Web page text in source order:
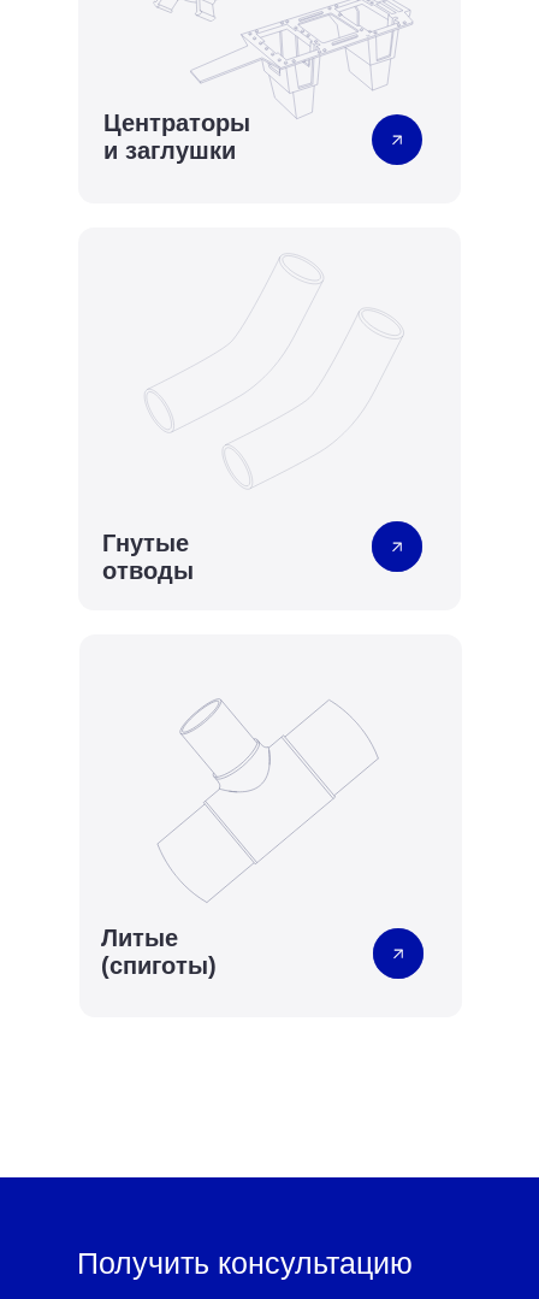
Центраторы
и заглушки
Гнутые
отводы
Литые
(спиготы)
Получить консультацию